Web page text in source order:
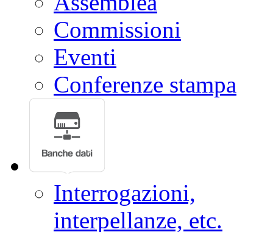
Assemblea
Commissioni
Eventi
Conferenze stampa